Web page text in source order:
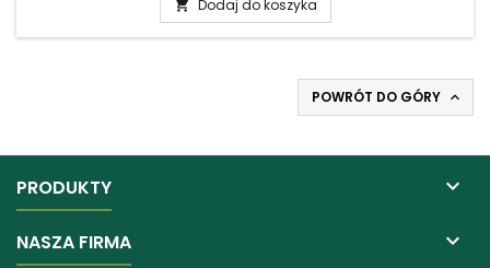
 Dodaj do koszyka
POWRÓT DO GÓRY 
PRODUKTY 
NASZA FIRMA 